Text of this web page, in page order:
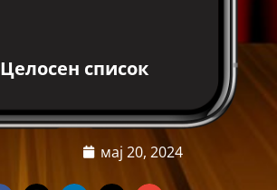
Целосен список
мај 20, 2024